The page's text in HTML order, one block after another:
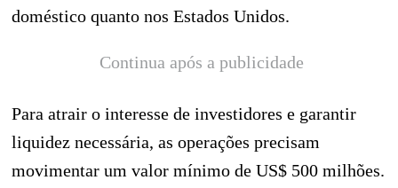
doméstico quanto nos Estados Unidos.
Continua após a publicidade
Para atrair o interesse de investidores e garantir
liquidez necessária, as operações precisam
movimentar um valor mínimo de US$ 500 milhões.